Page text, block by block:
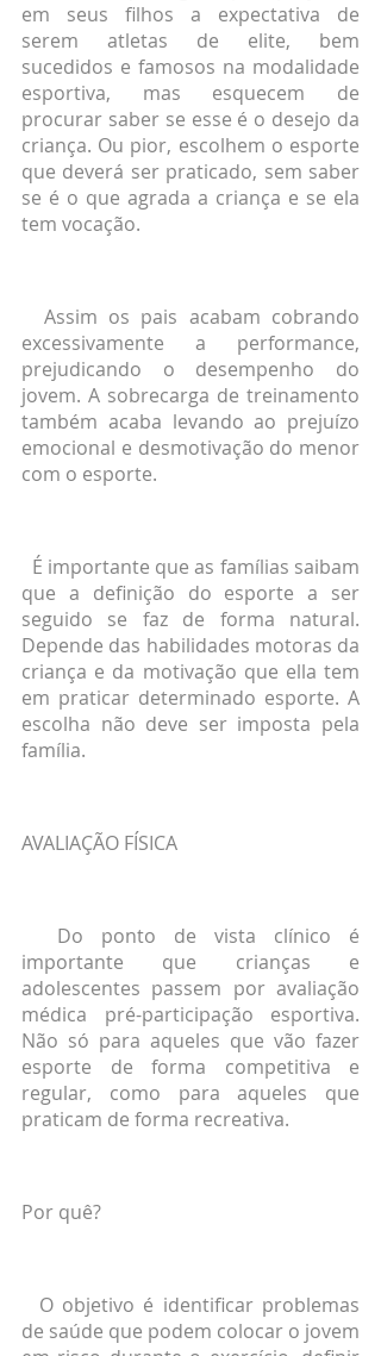
em seus filhos a expectativa de
serem atletas de elite, bem
sucedidos e famosos na modalidade
esportiva, mas esquecem de
procurar saber se esse é o desejo da
criança. Ou pior, escolhem o esporte
que deverá ser praticado, sem saber
se é o que agrada a criança e se ela
tem vocação.
excessivamente a performance,
prejudicando o desempenho do
jovem. A sobrecarga de treinamento
também acaba levando ao prejuízo
emocional e desmotivação do menor
com o esporte.
que a definição do esporte a ser
seguido se faz de forma natural.
Depende das habilidades motoras da
criança e da motivação que ella tem
em praticar determinado esporte. A
escolha não deve ser imposta pela
família.
AVALIAÇÃO FÍSICA
importante que crianças e
adolescentes passem por avaliação
médica pré-participação esportiva.
Não só para aqueles que vão fazer
esporte de forma competitiva e
regular, como para aqueles que
praticam de forma recreativa.
Por quê?
de saúde que podem colocar o jovem